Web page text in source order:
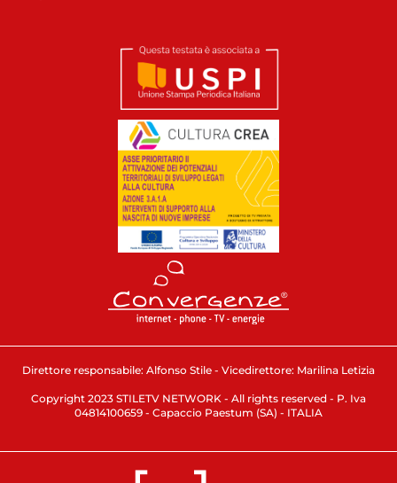
Direttore responsabile: Alfonso Stile - Vicedirettore: Marilina Letizia
Copyright 2023 STILETV NETWORK - All rights reserved - P. Iva
04814100659 - Capaccio Paestum (SA) - ITALIA